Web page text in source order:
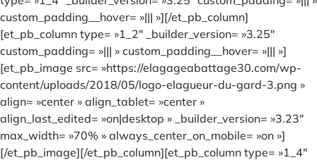
custom_padding__hover= »||| »][/et_pb_column]
[et_pb_column type= »1_2″ _builder_version= »3.25″
custom_padding= »||| » custom_padding__hover= »||| »]
[et_pb_image src= »https://elagageabattage30.com/wp-
content/uploads/2018/05/logo-elagueur-du-gard-3.png »
align= »center » align_tablet= »center »
align_last_edited= »on|desktop » _builder_version= »3.23″
max_width= »70% » always_center_on_mobile= »on »]
[/et_pb_image][/et_pb_column][et_pb_column type= »1_4″